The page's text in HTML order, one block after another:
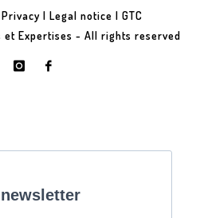
Privacy | Legal notice | GTC
et Expertises - All rights reserved